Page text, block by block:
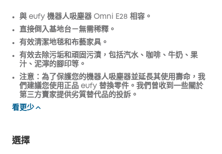
折扣
優惠碼
與 eufy 機器人吸塵器 Omni E28 相容。
直接倒入基地台－無需稀釋。
有效清潔地毯和布藝家具。
有效去除污垢和頑固污漬，包括汽水、咖啡、牛奶、果
汁、泥濘的腳印等。
注意：為了保護您的機器人吸塵器並延長其使用壽命，我
們建議您使用正品 eufy 替換零件。我們曾收到一些關於
第三方賣家提供劣質替代品的投訴。
看更少
選擇